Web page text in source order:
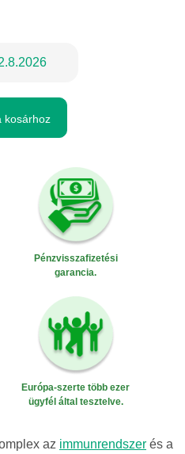
kosárhoz
Pénzvisszafizetési
garancia.
Európa-szerte több ezer
ügyfél által tesztelve.
az immunrendszer és a